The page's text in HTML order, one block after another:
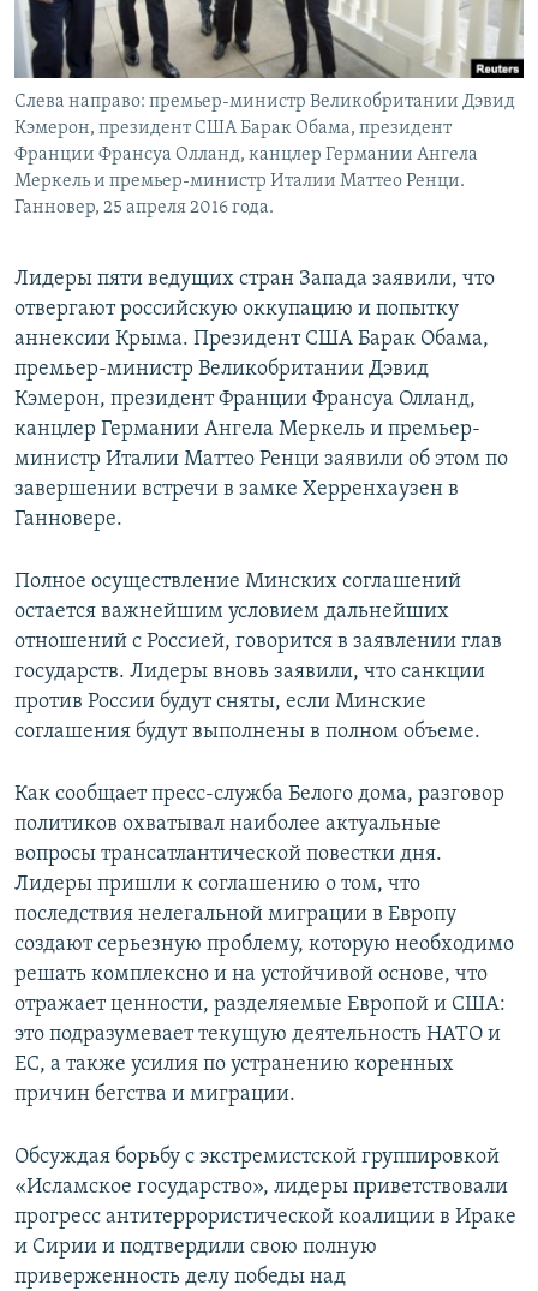
Слева направо: премьер-министр Великобритании Дэвид
Кэмерон, президент США Барак Обама, президент
Франции Франсуа Олланд, канцлер Германии Ангела
Меркель и премьер-министр Италии Маттео Ренци.
Ганновер, 25 апреля 2016 года.
Лидеры пяти ведущих стран Запада заявили, что
отвергают российскую оккупацию и попытку
аннексии Крыма. Президент США Барак Обама,
премьер-министр Великобритании Дэвид
Кэмерон, президент Франции Франсуа Олланд,
канцлер Германии Ангела Меркель и премьер-
министр Италии Маттео Ренци заявили об этом по
завершении встречи в замке Херренхаузен в
Ганновере.
Полное осуществление Минских соглашений
остается важнейшим условием дальнейших
отношений с Россией, говорится в заявлении глав
государств. Лидеры вновь заявили, что санкции
против России будут сняты, если Минские
соглашения будут выполнены в полном объеме.
Как сообщает пресс-служба Белого дома, разговор
политиков охватывал наиболее актуальные
вопросы трансатлантической повестки дня.
Лидеры пришли к соглашению о том, что
последствия нелегальной миграции в Европу
создают серьезную проблему, которую необходимо
решать комплексно и на устойчивой основе, что
отражает ценности, разделяемые Европой и США:
это подразумевает текущую деятельность НАТО и
ЕС, а также усилия по устранению коренных
причин бегства и миграции.
Обсуждая борьбу с экстремистской группировкой
«Исламское государство», лидеры приветствовали
прогресс антитеррористической коалиции в Ираке
и Сирии и подтвердили свою полную
приверженность делу победы над